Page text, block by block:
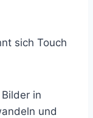
sich Touch
in
und